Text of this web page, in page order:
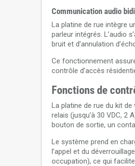
Communication audio
La platine de rue intègre
parleur intégrés. L’audio
bruit et d’annulation
Ce fonctionnement
contrôle d’accès
Fonctions de
La platine de rue du kit
relais (jusqu’à 30 VDC, 2
bouton de sortie, un
Le système prend en
l’appel et du
occupation), ce qui